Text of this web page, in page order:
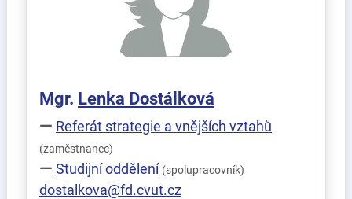
Mgr. Lenka Dostálková
Referát strategie a vnějších vztahů
(zaměstnanec)
Studijní oddělení (spolupracovník)
dostalkova@fd.cvut.cz